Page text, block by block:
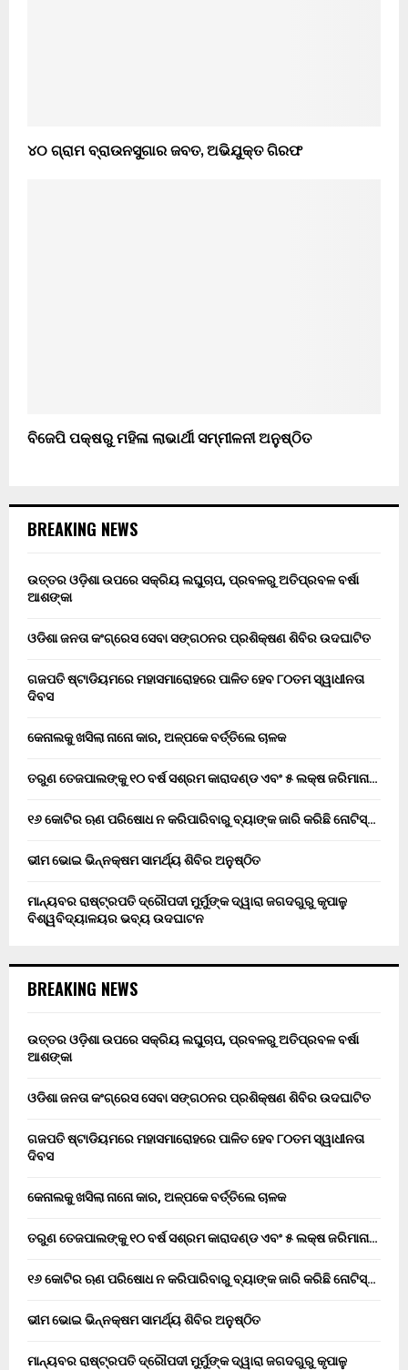
୪୦ ଗ୍ରାମ ବ୍ରାଉନସୁଗାର ଜବତ, ଅଭିଯୁକ୍ତ ଗିରଫ
ବିଜେପି ପକ୍ଷରୁ ମହିଳା ଲାଭାର୍ଥୀ ସମ୍ମୀଳନୀ ଅନୁଷ୍ଠିତ
BREAKING NEWS
ଉତ୍ତର ଓଡ଼ିଶା ଉପରେ ସକ୍ରିୟ ଲଘୁଚାପ, ପ୍ରବଳରୁ ଅତିପ୍ରବଳ ବର୍ଷା
ଆଶଙ୍କା
ଓଡିଶା ଜନତା କଂଗ୍ରେସ ସେବା ସଙ୍ଗଠନର ପ୍ରଶିକ୍ଷଣ ଶିବିର ଉଦଘାଟିତ
ଗଜପତି ଷ୍ଟାଡିୟମରେ ମହାସମାରୋହରେ ପାଳିତ ହେବ ୮୦ତମ ସ୍ୱାଧୀନତା
ଦିବସ
କେନାଲକୁ ଖସିଲା ନାନୋ କାର, ଅଳ୍ପକେ ବର୍ତ୍ତିଲେ ଚାଳକ
ତରୁଣ ତେଜପାଲଙ୍କୁ ୧୦ ବର୍ଷ ସଶ୍ରମ କାରାଦଣ୍ଡ ଏବଂ ₹୫ ଲକ୍ଷ ଜରିମାନା…
୧୬ କୋଟିର ଋଣ ପରିଷୋଧ ନ କରିପାରିବାରୁ ବ୍ୟାଙ୍କ ଜାରି କରିଛି ନୋଟିସ୍…
ଭୀମ ଭୋଇ ଭିନ୍ନକ୍ଷମ ସାମର୍ଥ୍ୟ ଶିବିର ଅନୁଷ୍ଠିତ
ମାନ୍ୟବର ରାଷ୍ଟ୍ରପତି ଦ୍ରୌପଦୀ ମୁର୍ମୁଙ୍କ ଦ୍ୱାରା ଜଗଦଗୁରୁ କୃପାଳୁ
ବିଶ୍ୱବିଦ୍ୟାଳୟର ଭବ୍ୟ ଉଦଘାଟନ
BREAKING NEWS
ଉତ୍ତର ଓଡ଼ିଶା ଉପରେ ସକ୍ରିୟ ଲଘୁଚାପ, ପ୍ରବଳରୁ ଅତିପ୍ରବଳ ବର୍ଷା
ଆଶଙ୍କା
ଓଡିଶା ଜନତା କଂଗ୍ରେସ ସେବା ସଙ୍ଗଠନର ପ୍ରଶିକ୍ଷଣ ଶିବିର ଉଦଘାଟିତ
ଗଜପତି ଷ୍ଟାଡିୟମରେ ମହାସମାରୋହରେ ପାଳିତ ହେବ ୮୦ତମ ସ୍ୱାଧୀନତା
ଦିବସ
କେନାଲକୁ ଖସିଲା ନାନୋ କାର, ଅଳ୍ପକେ ବର୍ତ୍ତିଲେ ଚାଳକ
ତରୁଣ ତେଜପାଲଙ୍କୁ ୧୦ ବର୍ଷ ସଶ୍ରମ କାରାଦଣ୍ଡ ଏବଂ ₹୫ ଲକ୍ଷ ଜରିମାନା…
୧୬ କୋଟିର ଋଣ ପରିଷୋଧ ନ କରିପାରିବାରୁ ବ୍ୟାଙ୍କ ଜାରି କରିଛି ନୋଟିସ୍…
ଭୀମ ଭୋଇ ଭିନ୍ନକ୍ଷମ ସାମର୍ଥ୍ୟ ଶିବିର ଅନୁଷ୍ଠିତ
ମାନ୍ୟବର ରାଷ୍ଟ୍ରପତି ଦ୍ରୌପଦୀ ମୁର୍ମୁଙ୍କ ଦ୍ୱାରା ଜଗଦଗୁରୁ କୃପାଳୁ